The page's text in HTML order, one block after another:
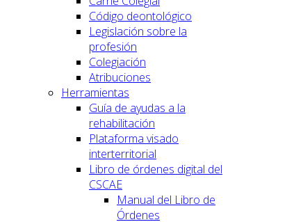
Código deontológico
Legislación sobre la
profesión
Colegiación
Atribuciones
Herramientas
Guía de ayudas a la
rehabilitación
Plataforma visado
interterritorial
Libro de órdenes digital del
CSCAE
Manual del Libro de
Órdenes